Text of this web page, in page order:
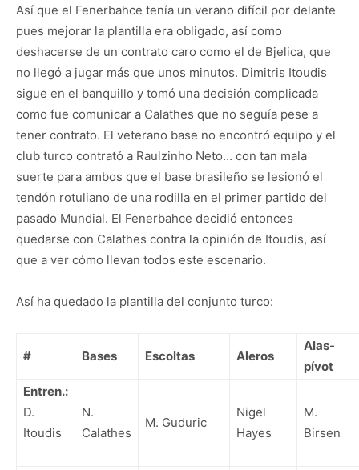
Así que el Fenerbahce tenía un verano difícil por delante
pues mejorar la plantilla era obligado, así como
deshacerse de un contrato caro como el de Bjelica, que
no llegó a jugar más que unos minutos. Dimitris Itoudis
sigue en el banquillo y tomó una decisión complicada
como fue comunicar a Calathes que no seguía pese a
tener contrato. El veterano base no encontró equipo y el
club turco contrató a Raulzinho Neto… con tan mala
suerte para ambos que el base brasileño se lesionó el
tendón rotuliano de una rodilla en el primer partido del
pasado Mundial. El Fenerbahce decidió entonces
quedarse con Calathes contra la opinión de Itoudis, así
que a ver cómo llevan todos este escenario.
Así ha quedado la plantilla del conjunto turco:
# Bases Escoltas Aleros
Alas-
pívot
Entren.:
D.
Itoudis
N.
Calathes
M. Guduric
Nigel
Hayes
M.
Birsen